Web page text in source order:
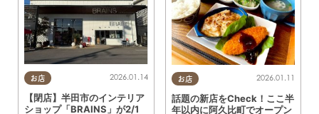
お店 2026.01.14
【閉店】半田市のインテリア
ショップ「BRAINS」が2/1
お店 2026.01.11
話題の新店をCheck！ここ半
年以内に阿久比町でオープン